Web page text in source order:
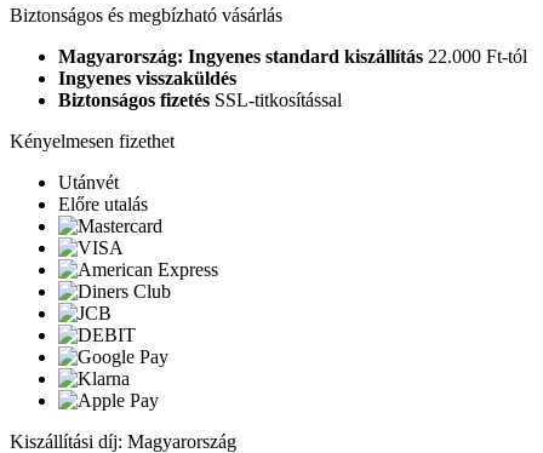
Biztonságos és megbízható vásárlás
Magyarország: Ingyenes standard kiszállítás 22.000 Ft-tól
Ingyenes visszaküldés
Biztonságos fizetés SSL-titkosítással
Kényelmesen fizethet
Utánvét
Előre utalás
Kiszállítási díj: Magyarország